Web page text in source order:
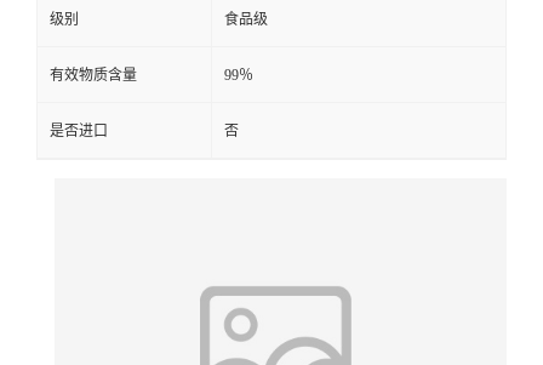
级别 食品级
有效物质含量 99％
是否进口 否